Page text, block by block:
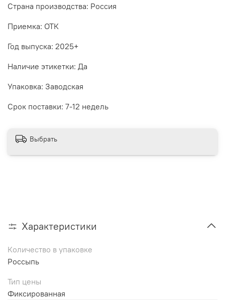
Страна производства: Россия
Приемка: ОТК
Год выпуска: 2025+
Наличие этикетки: Да
Упаковка: Заводская
Срок поставки: 7-12 недель
Выбрать
Характеристики
Количество в упаковке
Россыпь
Тип цены
Фиксированная